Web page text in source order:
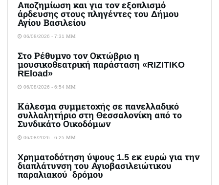
Αποζημίωση και για τον εξοπλισμό
άρδευσης στους πληγέντες του Δήμου
Αγίου Βασιλείου
06/08/2026 - 7:31 ΜΜ
Στο Ρέθυμνο τον Οκτώβριο η
μουσικοθεατρική παράσταση «RIZITIKO
REload»
06/08/2026 - 6:54 ΜΜ
Κάλεσμα συμμετοχής σε πανελλαδικό
συλλαλητήριο στη Θεσσαλονίκη από το
Συνδικάτο Οικοδόμων
06/08/2026 - 6:25 ΜΜ
Xρηματοδότηση ύψους 1.5 εκ ευρώ για την
διαπλάτυνση του Αγιοβασιλειώτικου
παραλιακού δρόμου